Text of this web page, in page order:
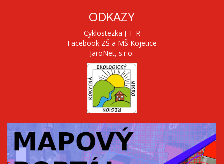
ODKAZY
Cyklostezka J-T-R
Facebook ZŠ a MŠ Kojetice
JaroNet, s.r.o.